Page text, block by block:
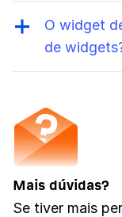
entregues
não
O widget
de
Não. Os
então não
Mais dúvidas?
Se tiver mais